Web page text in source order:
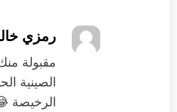
رمزي
مقبولة
الصينية
الرخيصة